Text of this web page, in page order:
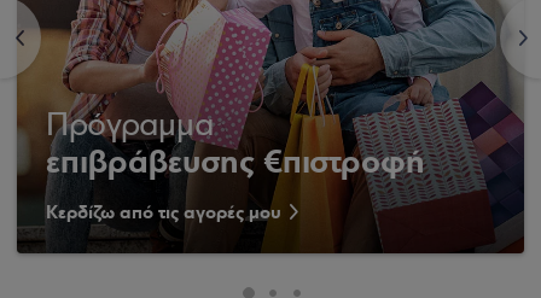
<
Πρόγραμμα
επιβράβευσης €πιστροφή
Κερδίζω από τις αγορές μου
>